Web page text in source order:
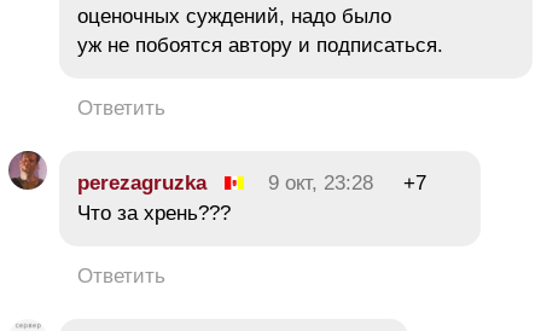
оценочных суждений, надо было
уж не побоятся автору и подписаться.
Ответить
perezagruzka 9 окт, 23:28
+7
Что за хрень???
Ответить